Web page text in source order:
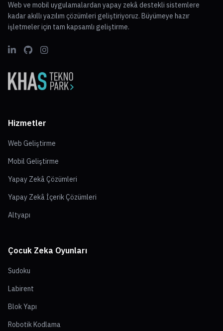
Web ve mobil uygulamalardan yapay zekâ destekli sistemlere
kadar akıllı yazılım çözümleri geliştiriyoruz. Büyümeye hazır
işletmeler için tam kapsamlı geliştirme.
Hizmetler
Web Geliştirme
Mobil Geliştirme
Yapay Zekâ Çözümleri
Yapay Zekâ İçerik Çözümleri
Altyapı
Çocuk Zeka Oyunları
Sudoku
Labirent
Blok Yapı
Robotik Kodlama